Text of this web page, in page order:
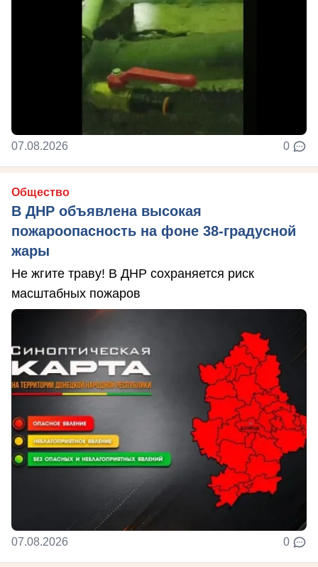
07.08.2026 0
Общество
В ДНР объявлена высокая
пожароопасность на фоне 38-градусной
жары
Не жгите траву! В ДНР сохраняется риск
масштабных пожаров
07.08.2026 0